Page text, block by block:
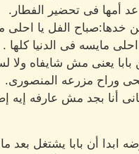
أمها فى تحضير الفطار.
خدها:صباح الفل يا احلى
مايسه فى الدنيا كلها .
بابا يعنى مش شايفاه
وراح مزرعه المنصورى.
أنا بجد مش عارفه إيه
ابدا أن بابا يشتغل